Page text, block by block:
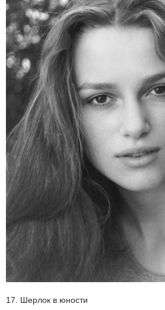
17. Шерлок в юности